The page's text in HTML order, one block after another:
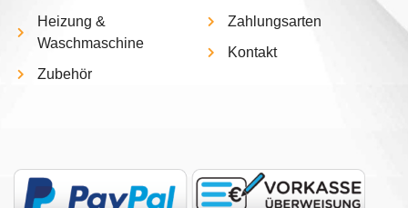
Heizung &
Waschmaschine
Zubehör
Zahlungsarten
Kontakt